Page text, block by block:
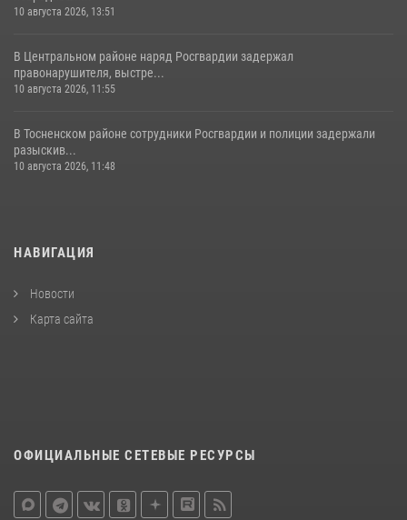
10 августа 2026, 13:51
В Центральном районе наряд Росгвардии задержал
правонарушителя, выстре...
10 августа 2026, 11:55
В Тосненском районе сотрудники Росгвардии и полиции задержали
разыскив...
10 августа 2026, 11:48
НАВИГАЦИЯ
Новости
Карта сайта
ОФИЦИАЛЬНЫЕ СЕТЕВЫЕ РЕСУРСЫ